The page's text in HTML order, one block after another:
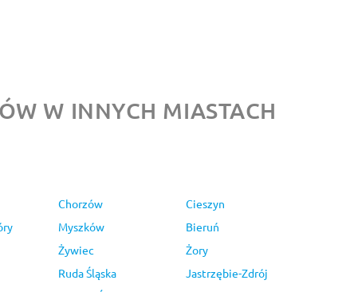
W INNYCH MIASTACH
Chorzów
Cieszyn
Myszków
Bieruń
Żywiec
Żory
Ruda Śląska
Jastrzębie-Zdrój